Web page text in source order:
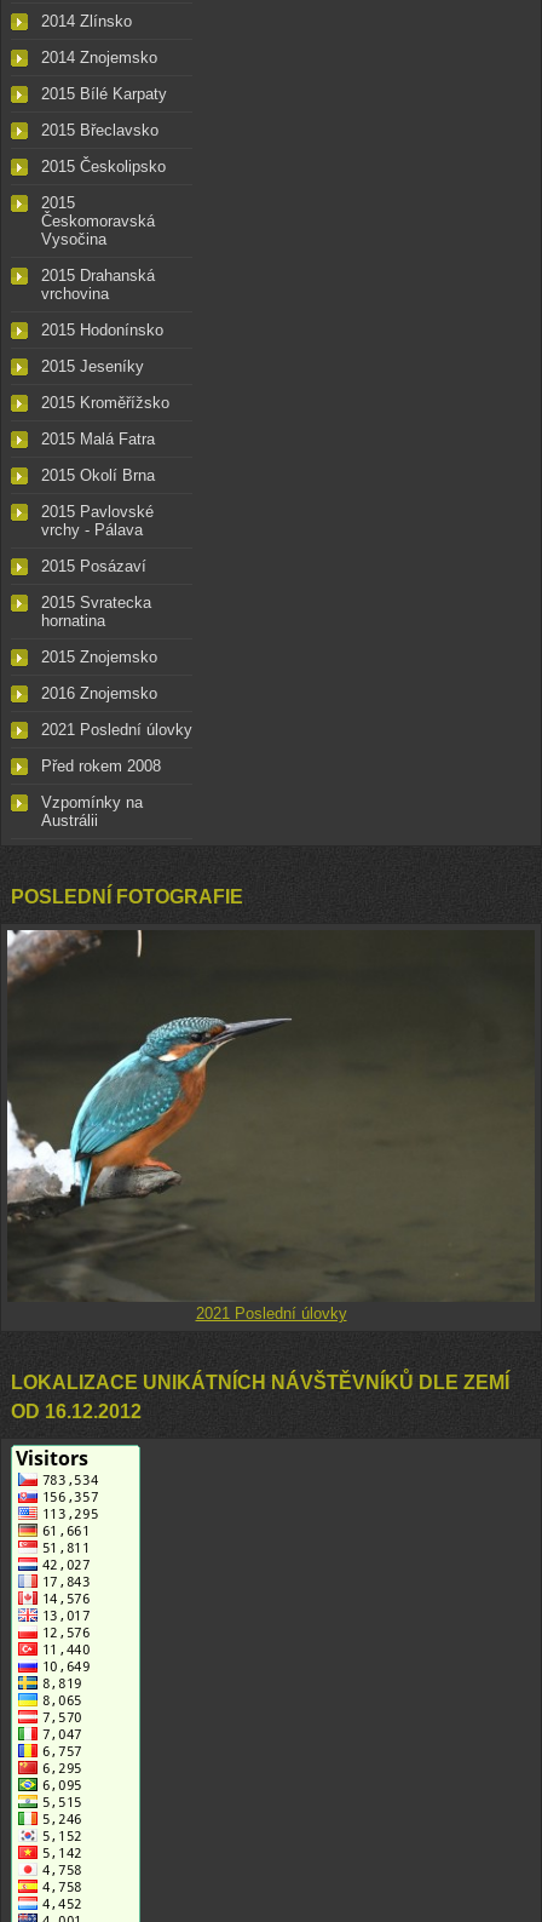
2014 Zlínsko
2014 Znojemsko
2015 Bílé Karpaty
2015 Břeclavsko
2015 Českolipsko
2015
Českomoravská
Vysočina
2015 Drahanská
vrchovina
2015 Hodonínsko
2015 Jeseníky
2015 Kroměřížsko
2015 Malá Fatra
2015 Okolí Brna
2015 Pavlovské
vrchy - Pálava
2015 Posázaví
2015 Svratecka
hornatina
2015 Znojemsko
2016 Znojemsko
2021 Poslední úlovky
Před rokem 2008
Vzpomínky na
Austrálii
POSLEDNÍ FOTOGRAFIE
2021 Poslední úlovky
LOKALIZACE UNIKÁTNÍCH NÁVŠTĚVNÍKŮ DLE ZEMÍ
OD 16.12.2012